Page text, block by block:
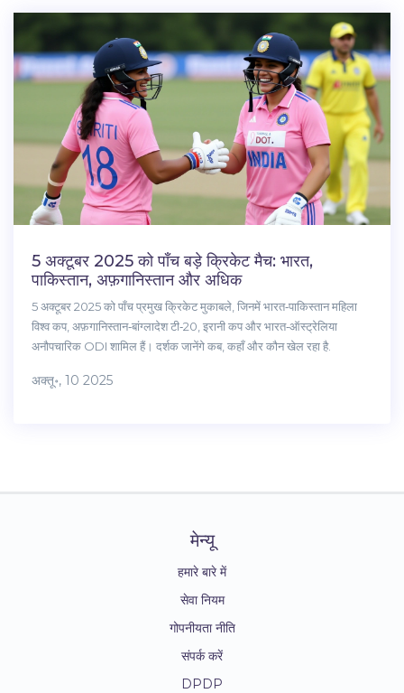
5 अक्टूबर 2025 को पाँच बड़े क्रिकेट मैच: भारत,
पाकिस्तान, अफ़गानिस्तान और अधिक
5 अक्टूबर 2025 को पाँच प्रमुख क्रिकेट मुकाबले, जिनमें भारत‑पाकिस्तान महिला
विश्व कप, अफ़गानिस्तान‑बांग्लादेश टी‑20, इरानी कप और भारत‑ऑस्ट्रेलिया
अनौपचारिक ODI शामिल हैं। दर्शक जानेंगे कब, कहाँ और कौन खेल रहा है.
अक्तू॰, 10 2025
मेन्यू
हमारे बारे में
सेवा नियम
गोपनीयता नीति
संपर्क करें
DPDP